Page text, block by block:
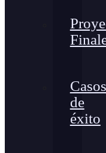
Casos
de
éxito